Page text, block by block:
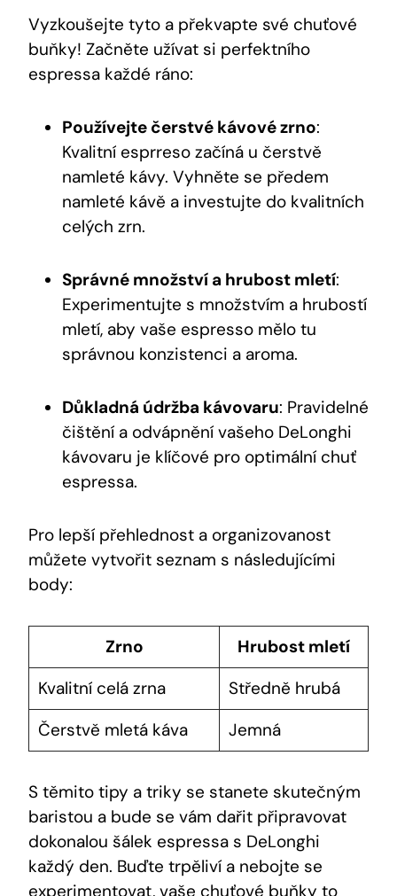
Vyzkoušejte tyto a‌ překvapte ‌své chuťové
buňky! Začněte užívat si ⁢perfektního
espressa⁢ každé ráno:
Používejte ‌čerstvé ‌kávové zrno:
Kvalitní esprreso začíná ⁣u čerstvě
namleté kávy. Vyhněte‌ se předem
namleté kávě ⁤a investujte ​do kvalitních
celých zrn.
Správné množství a hrubost ‍mletí:
Experimentujte⁢ s množstvím a hrubostí
mletí, ​aby vaše espresso mělo tu
správnou konzistenci a aroma.
Důkladná údržba⁤ kávovaru: Pravidelné
čištění a odvápnění vašeho DeLonghi
kávovaru je klíčové pro ⁢optimální chuť
espressa.
Pro lepší ​přehlednost ‌a organizovanost
⁢můžete vytvořit seznam ​s​ následujícími​
body:
Zrno
Hrubost mletí
Kvalitní celá zrna
Středně hrubá
Čerstvě mletá‍ káva
Jemná
S těmito tipy a triky⁣ se stanete skutečným
‌baristou a bude ‍se vám dařit připravovat
dokonalou šálek espressa ⁣s ‌DeLonghi
každý den. Buďte ‌trpěliví a nebojte se
experimentovat, vaše chuťové buňky to⁣